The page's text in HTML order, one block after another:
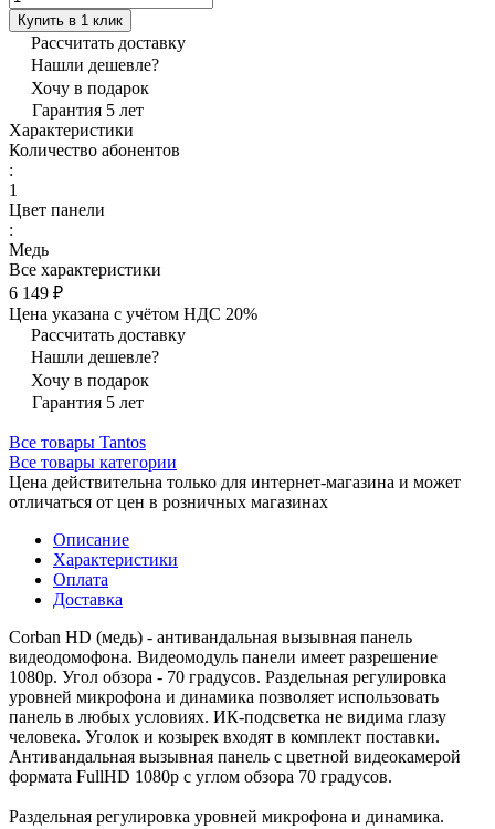
Купить в 1 клик
Рассчитать доставку
Нашли дешевле?
Хочу в подарок
Гарантия 5 лет
Характеристики
Количество абонентов
:
1
Цвет панели
:
Медь
Все характеристики
6 149 ₽
Цена указана с учётом НДС 20%
Рассчитать доставку
Нашли дешевле?
Хочу в подарок
Гарантия 5 лет
Все товары Tantos
Все товары категории
Цена действительна только для интернет-магазина и может
отличаться от цен в розничных магазинах
Описание
Характеристики
Оплата
Доставка
Corban HD (медь) - антивандальная вызывная панель
видеодомофона. Видеомодуль панели имеет разрешение
1080p. Угол обзора - 70 градусов. Раздельная регулировка
уровней микрофона и динамика позволяет использовать
панель в любых условиях. ИК-подсветка не видима глазу
человека. Уголок и козырек входят в комплект поставки.
Антивандальная вызывная панель с цветной видеокамерой
формата FullHD 1080p с углом обзора 70 градусов.
Раздельная регулировка уровней микрофона и динамика.